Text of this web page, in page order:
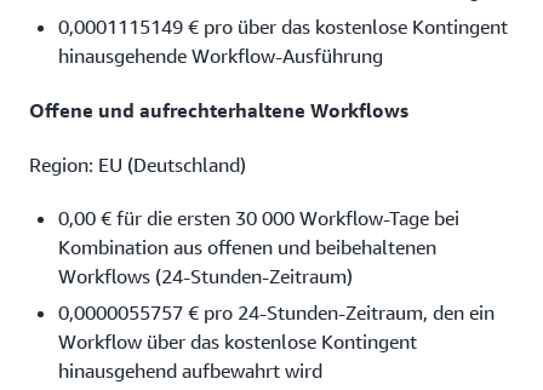
0,0001115149 € pro über das kostenlose Kontingent
hinausgehende Workflow-Ausführung
Offene und aufrechterhaltene Workflows
Region: EU (Deutschland)
0,00 € für die ersten 30 000 Workflow-Tage bei
Kombination aus offenen und beibehaltenen
Workflows (24-Stunden-Zeitraum)
0,0000055757 € pro 24-Stunden-Zeitraum, den ein
Workflow über das kostenlose Kontingent
hinausgehend aufbewahrt wird